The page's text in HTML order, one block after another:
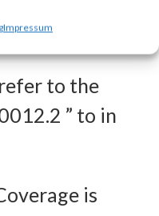
Impressum
to the
” to in
is